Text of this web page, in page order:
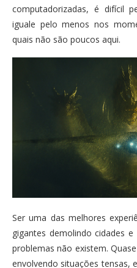
computadorizadas, é difícil
iguale pelo menos nos
quais não são poucos aqui.
Ser uma das melhores
gigantes demolindo cidades
problemas não existem.
envolvendo situações tensas,